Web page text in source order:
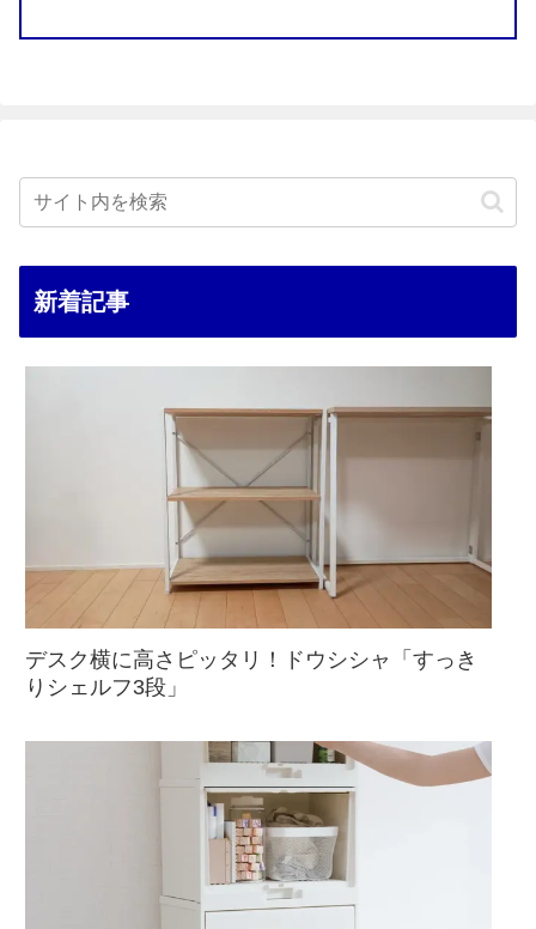
新着記事
デスク横に高さピッタリ！ドウシシャ「すっき
りシェルフ3段」